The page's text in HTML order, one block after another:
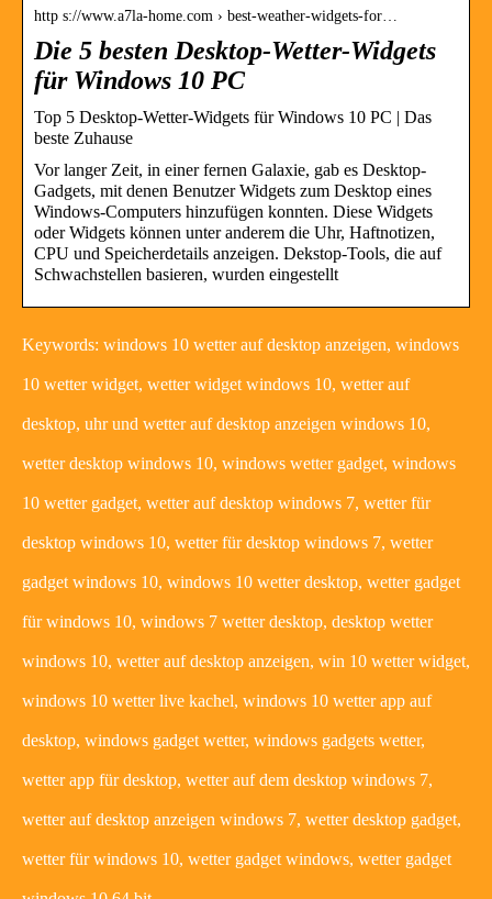
http s://www.a7la-home.com › best-weather-widgets-for…
Die 5 besten Desktop-Wetter-Widgets
für Windows 10 PC
Top 5 Desktop-Wetter-Widgets für Windows 10 PC | Das
beste Zuhause
Vor langer Zeit, in einer fernen Galaxie, gab es Desktop-
Gadgets, mit denen Benutzer Widgets zum Desktop eines
Windows-Computers hinzufügen konnten. Diese Widgets
oder Widgets können unter anderem die Uhr, Haftnotizen,
CPU und Speicherdetails anzeigen. Dekstop-Tools, die auf
Schwachstellen basieren, wurden eingestellt
Keywords: windows 10 wetter auf desktop anzeigen, windows
10 wetter widget, wetter widget windows 10, wetter auf
desktop, uhr und wetter auf desktop anzeigen windows 10,
wetter desktop windows 10, windows wetter gadget, windows
10 wetter gadget, wetter auf desktop windows 7, wetter für
desktop windows 10, wetter für desktop windows 7, wetter
gadget windows 10, windows 10 wetter desktop, wetter gadget
für windows 10, windows 7 wetter desktop, desktop wetter
windows 10, wetter auf desktop anzeigen, win 10 wetter widget,
windows 10 wetter live kachel, windows 10 wetter app auf
desktop, windows gadget wetter, windows gadgets wetter,
wetter app für desktop, wetter auf dem desktop windows 7,
wetter auf desktop anzeigen windows 7, wetter desktop gadget,
wetter für windows 10, wetter gadget windows, wetter gadget